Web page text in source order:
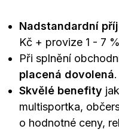
Nadstandardní
Kč + provize 1 - 7
Při splnění
placená dovolená.
Skvělé benefity
multisportka,
o hodnotné ceny,